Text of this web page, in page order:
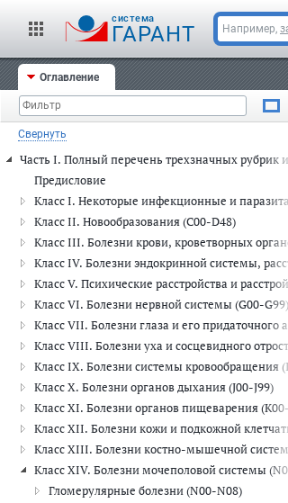
cистема
ГАРАНТ Например,
Оглавление
Свернуть
Часть I. Полный перечень трехзначных рубрик
Предисловие
Класс I. Некоторые инфекционные и
Класс II. Новообразования (C00-D48)
Класс III. Болезни крови, кроветворных
Класс IV. Болезни эндокринной системы,
Класс V. Психические расстройства и
Класс VI. Болезни нервной системы (G00-G99)
Класс VII. Болезни глаза и его придаточного
Класс VIII. Болезни уха и сосцевидного
Класс IX. Болезни системы кровообращения
Класс X. Болезни органов дыхания (J00-J99)
Класс XI. Болезни органов пищеварения (K00-
Класс XII. Болезни кожи и подкожной
Класс XIII. Болезни костно-мышечной
Класс XIV. Болезни мочеполовой системы
Гломерулярные болезни (N00-N08)